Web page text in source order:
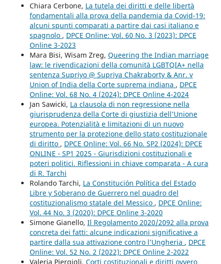
Chiara Cerbone, La tutela dei diritti e delle libertà
fondamentali alla prova della pandemia da Covid-19:
alcuni spunti comparati a partire dai casi italiano e
spagnolo , DPCE Online: Vol. 60 No. 3 (2023): DPCE
Online 3-2023
Mara Bisi, Wisam Zreg, Queering the Indian marriage
law: le rivendicazioni della comunità LGBTQIA+ nella
sentenza Supriyo @ Supriya Chakraborty & Anr. v
Union of India della Corte suprema indiana , DPCE
Online: Vol. 68 No. 4 (2024): DPCE Online 4-2024
Jan Sawicki, La clausola di non regressione nella
giurisprudenza della Corte di giustizia dell’Unione
europea. Potenzialità e limitazioni di un nuovo
strumento per la protezione dello stato costituzionale
di diritto , DPCE Online: Vol. 66 No. SP2 (2024): DPCE
ONLINE - SP1 2025 - Giurisdizioni costituzionali e
poteri politici. Riflessioni in chiave comparata - A cura
di R. Tarchi
Rolando Tarchi, La Constitución Política del Estado
Libre y Soberano de Guerrero nel quadro del
costituzionalismo statale del Messico , DPCE Online:
Vol. 44 No. 3 (2020): DPCE Online 3-2020
Simone Gianello, Il Regolamento 2020/2092 alla prova
concreta dei fatti: alcune indicazioni significative a
partire dalla sua attivazione contro l’Ungheria , DPCE
Online: Vol. 52 No. 2 (2022): DPCE Online 2-2022
Valeria Piergigli, Corti costituzionali e diritti ovvero